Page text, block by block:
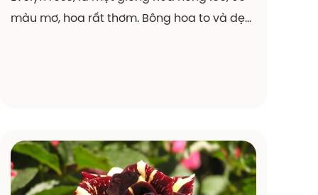
màu mơ, hoa rất thơm. Bông hoa to và dẹp,
có đường kính tầm 7,5cm, mỗi bông hoa có